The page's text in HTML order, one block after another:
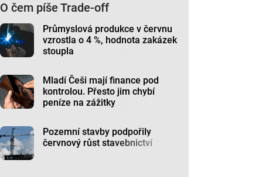
O čem píše Trade-off
Průmyslová produkce v červnu
vzrostla o 4 %, hodnota zakázek
stoupla
Mladí Češi mají finance pod
kontrolou. Přesto jim chybí
peníze na zážitky
Pozemní stavby podpořily
červnový růst stavebnictví